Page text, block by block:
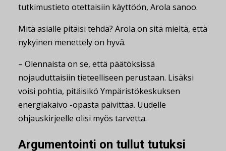
tutkimustieto otettaisiin käyttöön, Arola sanoo.
Mitä asialle pitäisi tehdä? Arola on sitä mieltä, että
nykyinen menettely on hyvä.
– Olennaista on se, että päätöksissä
nojauduttaisiin tieteelliseen perustaan. Lisäksi
voisi pohtia, pitäisikö Ympäristökeskuksen
energiakaivo -opasta päivittää. Uudelle
ohjauskirjeelle olisi myös tarvetta.
Argumentointi on tullut tutuksi